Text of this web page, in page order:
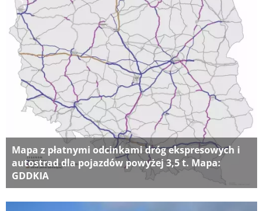
Mapa z płatnymi odcinkami dróg ekspresowych i
autostrad dla pojazdów powyżej 3,5 t. Mapa:
GDDKIA